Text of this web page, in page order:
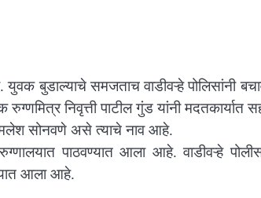
बुडाल्याचे समजताच वाडीवऱ्हे पोलिसांनी
निवृत्ती पाटील गुंड यांनी मदतकार्यात
सोनवणे असे त्याचे नाव आहे.
पाठवण्यात आला आहे. वाडीवऱ्हे पोलीस
आला आहे.